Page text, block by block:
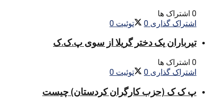
0 اشتراک ها
اشتراک گذاری 0 توئیت 0
تیرباران یک دختر گریلا از سوی پ.ک.ک
0 اشتراک ها
اشتراک گذاری 0 توئیت 0
پ ک ک (حزب کارگران کردستان) چیست